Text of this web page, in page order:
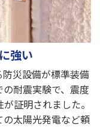
強い
災設備が標準装備
耐震実験で、震度
証明されました。
太陽光発電など頼